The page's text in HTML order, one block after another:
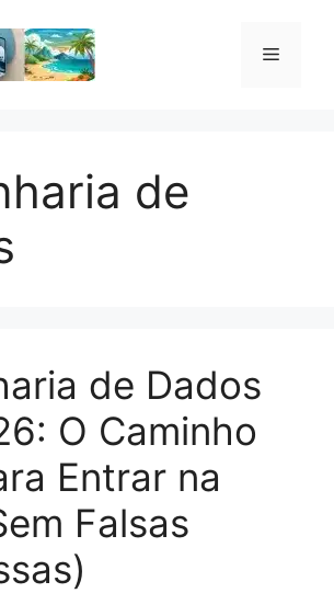
Menu
de
de Dados
O Caminho
Entrar na
Falsas